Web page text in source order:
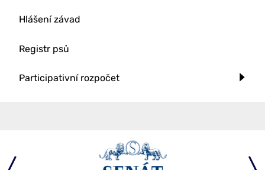
Hlášení závad
Registr psů
Participativní rozpočet